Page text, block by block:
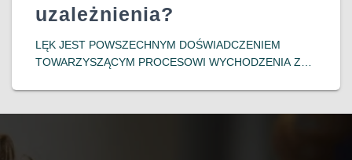
uzależnienia?
LĘK JEST POWSZECHNYM DOŚWIADCZENIEM
TOWARZYSZĄCYM PROCESOWI WYCHODZENIA Z
INTENSYWNYMI EMOCJAMI, TAKIMI JAK NIEPOKÓJ,